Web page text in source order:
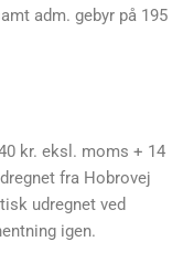
adm. gebyr på 195
kr. eksl. moms + 14
fra Hobrovej
udregnet ved
igen.